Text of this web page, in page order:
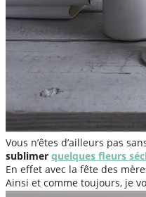
Vous n’êtes d’ailleurs pas
sublimer quelques fleurs
En effet avec la fête des
Ainsi et comme toujours, je